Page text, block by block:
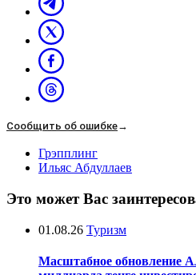
Сообщить об ошибке→
Грэпплинг
Ильяс Абдуллаев
Это может Вас
01.08.26 Туризм
Масштабное обновление